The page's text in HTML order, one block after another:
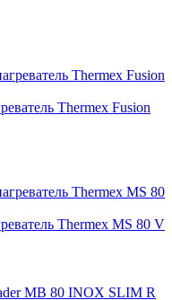
Thermex Fusion
Thermex MS 80 V